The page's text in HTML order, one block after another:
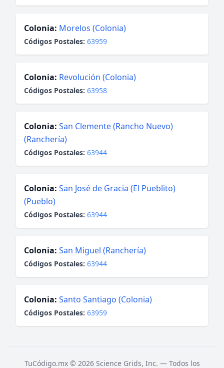
Colonia: Morelos (Colonia)
Códigos Postales: 63959
Colonia: Revolución (Colonia)
Códigos Postales: 63958
Colonia: San Clemente (Rancho Nuevo)
(Ranchería)
Códigos Postales: 63944
Colonia: San José de Gracia (El Pueblito)
(Pueblo)
Códigos Postales: 63944
Colonia: San Miguel (Ranchería)
Códigos Postales: 63944
Colonia: Santo Santiago (Colonia)
Códigos Postales: 63959
TuCódigo.mx © 2026 Science Grids, Inc. — Todos los